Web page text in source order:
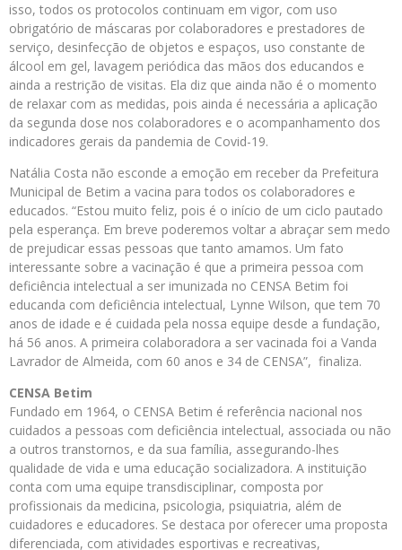
isso, todos os protocolos continuam em vigor, com uso
obrigatório de máscaras por colaboradores e prestadores de
serviço, desinfecção de objetos e espaços, uso constante de
álcool em gel, lavagem periódica das mãos dos educandos e
ainda a restrição de visitas. Ela diz que ainda não é o momento
de relaxar com as medidas, pois ainda é necessária a aplicação
da segunda dose nos colaboradores e o acompanhamento dos
indicadores gerais da pandemia de Covid-19.
Natália Costa não esconde a emoção em receber da Prefeitura
Municipal de Betim a vacina para todos os colaboradores e
educados. “Estou muito feliz, pois é o início de um ciclo pautado
pela esperança. Em breve poderemos voltar a abraçar sem medo
de prejudicar essas pessoas que tanto amamos. Um fato
interessante sobre a vacinação é que a primeira pessoa com
deficiência intelectual a ser imunizada no CENSA Betim foi
educanda com deficiência intelectual, Lynne Wilson, que tem 70
anos de idade e é cuidada pela nossa equipe desde a fundação,
há 56 anos. A primeira colaboradora a ser vacinada foi a Vanda
Lavrador de Almeida, com 60 anos e 34 de CENSA”, finaliza.
CENSA Betim
Fundado em 1964, o CENSA Betim é referência nacional nos
cuidados a pessoas com deficiência intelectual, associada ou não
a outros transtornos, e da sua família, assegurando-lhes
qualidade de vida e uma educação socializadora. A instituição
conta com uma equipe transdisciplinar, composta por
profissionais da medicina, psicologia, psiquiatria, além de
cuidadores e educadores. Se destaca por oferecer uma proposta
diferenciada, com atividades esportivas e recreativas,